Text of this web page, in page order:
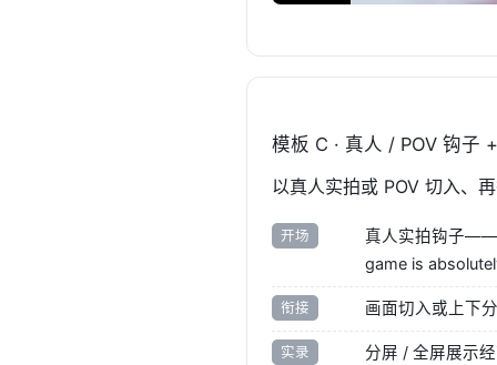
模板 C · 真人 / POV 钩子
以真人实拍或 POV 切入、
开场
真人实拍钩子——
game is
衔接 画面切入或上下
实录 分屏 / 全屏展示